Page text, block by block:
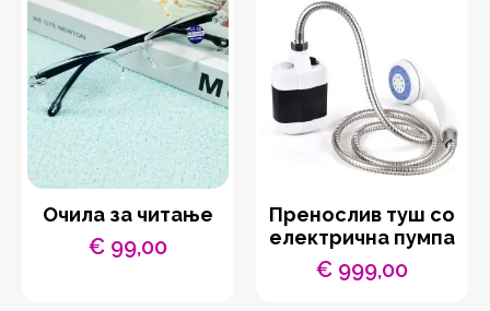
€ 1.199,00.
€ 599,00.
Очила за читање
€ 99,00
Пренослив туш со
електрична пумпа
€ 999,00